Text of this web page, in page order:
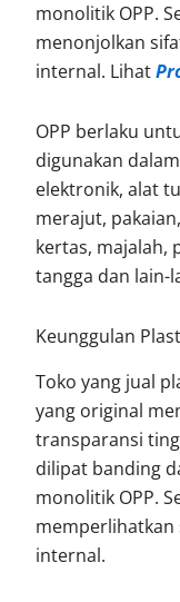
monolitik OPP.
menonjolkan
internal. Lihat
OPP berlaku
digunakan
elektronik, alat
merajut,
kertas, majalah,
tangga dan lain-
Keunggulan
Toko yang jual
yang original
transparansi
dilipat banding
monolitik OPP.
internal.